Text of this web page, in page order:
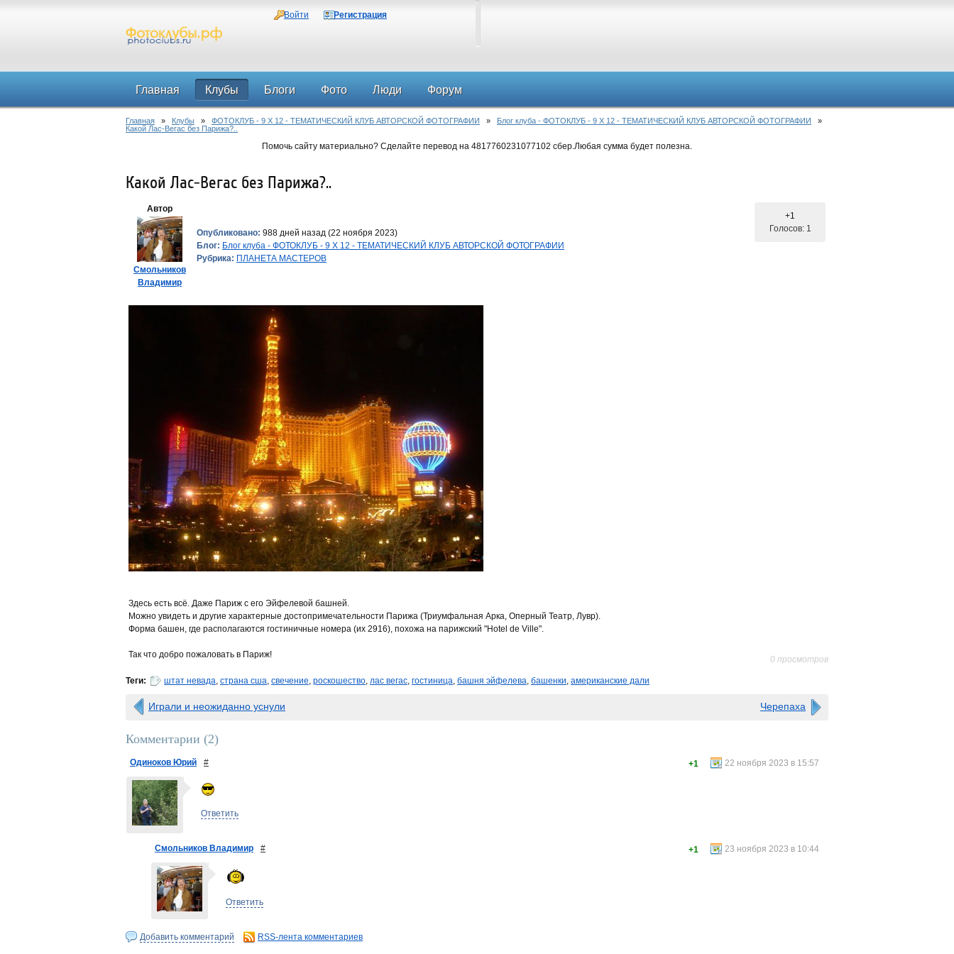
Войти Регистрация
Главная Клубы Блоги Фото Люди Форум
Главная » Клубы » ФОТОКЛУБ - 9 Х 12 - ТЕМАТИЧЕСКИЙ КЛУБ АВТОРСКОЙ ФОТОГРАФИИ » Блог клуба - ФОТОКЛУБ - 9 Х 12 - ТЕМАТИЧЕСКИЙ КЛУБ АВТОРСКОЙ ФОТОГРАФИИ »
Какой Лас-Вегас без Парижа?..
Помочь сайту материально? Сделайте перевод на 4817760231077102 сбер.Любая сумма будет полезна.
Какой Лас-Вегас без Парижа?..
Автор
Смольников
Владимир
Опубликовано: 988 дней назад (22 ноября 2023)
Блог: Блог клуба - ФОТОКЛУБ - 9 Х 12 - ТЕМАТИЧЕСКИЙ КЛУБ АВТОРСКОЙ ФОТОГРАФИИ
Рубрика: ПЛАНЕТА МАСТЕРОВ
+1
Голосов: 1
Здесь есть всё. Даже Париж с его Эйфелевой башней.
Можно увидеть и другие характерные достопримечательности Парижа (Триумфальная Арка, Оперный Театр, Лувр).
Форма башен, где располагаются гостиничные номера (их 2916), похожа на парижский "Hotel de Ville".
Так что добро пожаловать в Париж! 0 просмотров
Теги: штат невада, страна сша, свечение, роскошество, лас вегас, гостиница, башня эйфелева, башенки, американские дали
Играли и неожиданно уснули Черепаха
Комментарии (2)
Одиноков Юрий # 22 ноября 2023 в 15:57
+1
Ответить
Смольников Владимир # 23 ноября 2023 в 10:44
+1
Ответить
Добавить комментарий RSS-лента комментариев